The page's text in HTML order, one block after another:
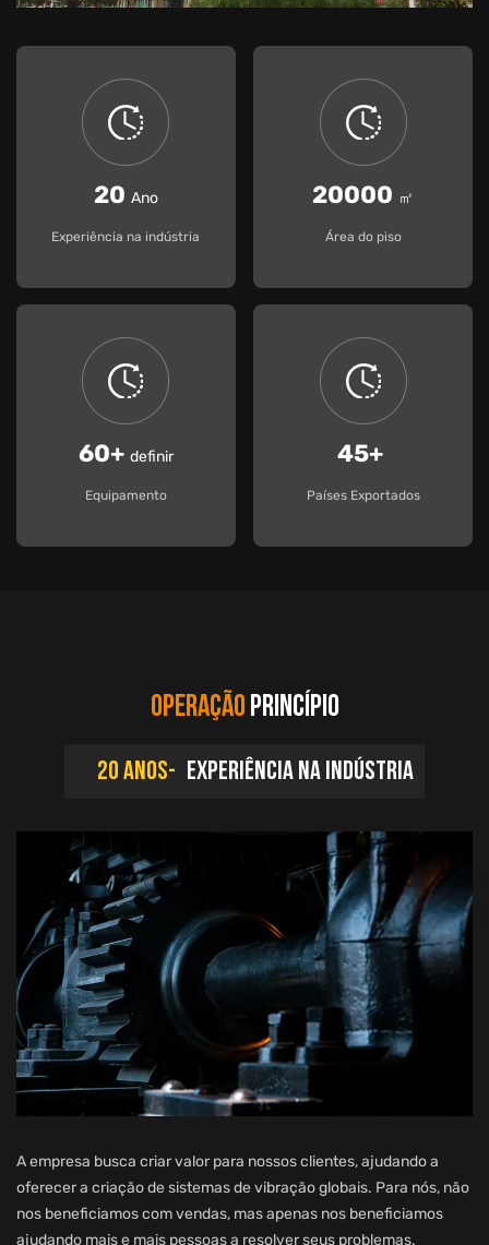
20 Ano
Experiência na indústria
20000 ㎡
Área do piso
60+ definir
Equipamento
45+
Países Exportados
OPERAÇÃOPRINCÍPIO
20 anos- Experiência na indústria
A empresa busca criar valor para nossos clientes, ajudando a
oferecer a criação de sistemas de vibração globais. Para nós, não
nos beneficiamos com vendas, mas apenas nos beneficiamos
ajudando mais e mais pessoas a resolver seus problemas.